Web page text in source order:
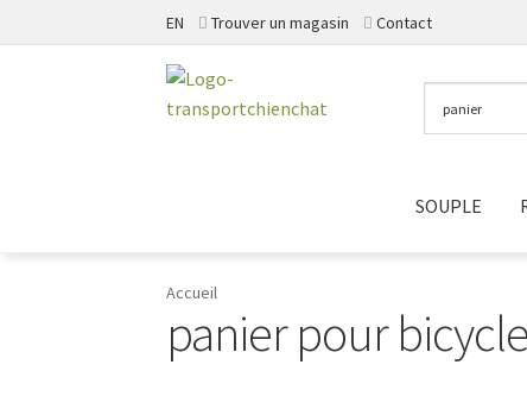
EN Trouver un magasin Contact
Aller
à
Aller
au
SOUPLE
Accueil
panier pour